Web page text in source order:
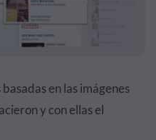
en las imágenes
y con ellas el